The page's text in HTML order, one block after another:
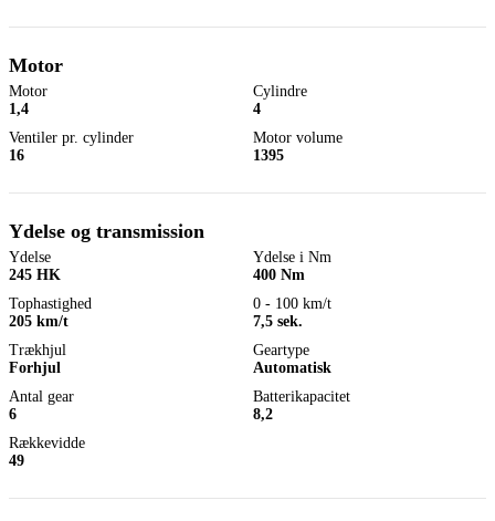
Motor
Motor
1,4
Cylindre
4
Ventiler pr. cylinder
16
Motor volume
1395
Ydelse og transmission
Ydelse
245 HK
Ydelse i Nm
400 Nm
Tophastighed
205 km/t
0 - 100 km/t
7,5 sek.
Trækhjul
Forhjul
Geartype
Automatisk
Antal gear
6
Batterikapacitet
8,2
Rækkevidde
49